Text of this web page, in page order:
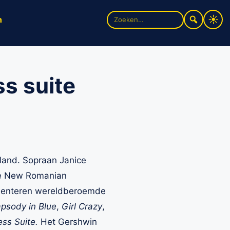
Zoek
naar:
suite
Sopraan Janice
Romanian
wereldberoemde
in Blue, Girl Crazy,
Suite. Het Gershwin